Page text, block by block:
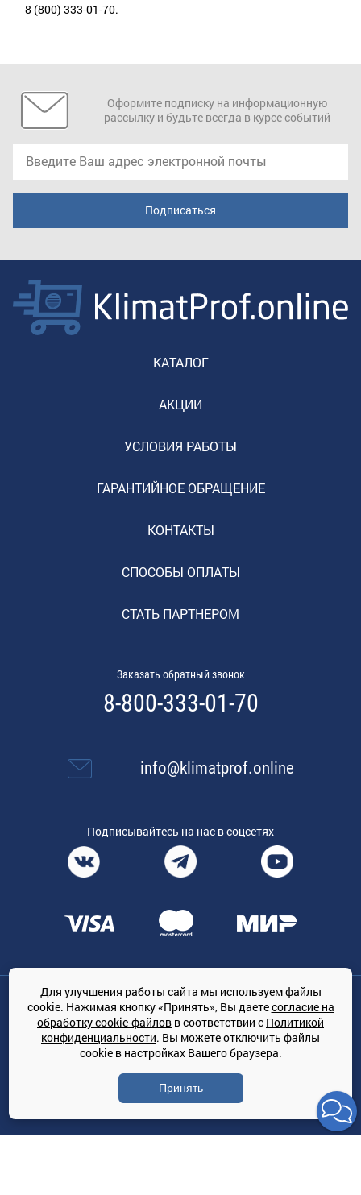
8 (800) 333-01-70.
Оформите подписку на информационную
рассылку и будьте всегда в курсе событий
КАТАЛОГ
АКЦИИ
УСЛОВИЯ РАБОТЫ
ГАРАНТИЙНОЕ ОБРАЩЕНИЕ
КОНТАКТЫ
СПОСОБЫ ОПЛАТЫ
СТАТЬ ПАРТНЕРОМ
Заказать обратный звонок
8-800-333-01-70
info@klimatprof.online
Подписывайтесь на нас в соцсетях
Общество с ограниченной ответственностью «ТРЕЙДКОН», ОГРН:
1167847364079, 197022, г. Санкт-Петербург, проспект Медиков, 7
КЛИМАТПРОФ.ONLINE - оптовая продажа кондиционеров и
климатической техники на территории РФ
© Сайт принадлежит ООО «ТРЕЙДКОН»
Политика конфиденциальности
Для улучшения работы сайта мы используем файлы
cookie. Нажимая кнопку «Принять», Вы даетесогласие на
обработку cookie-файлов в соответствии с Политикой
конфиденциальности. Вы можете отключить файлы
cookie в настройках Вашего браузера.
Принять